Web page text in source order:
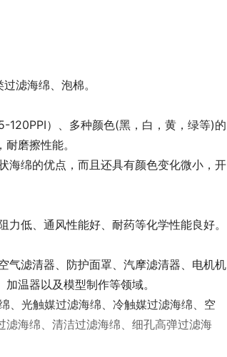
滤海绵、泡棉。
）、多种颜色(黑，白，黄，绿等)的
磨擦性能。
绵的优点，而且还具有颜色变化微小，开
低、通风性能好、耐药等化学性能良好。
滤清器、防护面罩、汽摩滤清器、电机机
温器以及模型制作等领域。
、光触媒过滤海绵、冷触媒过滤海绵、空
海绵、清洁过滤海绵、细孔高弹过滤海